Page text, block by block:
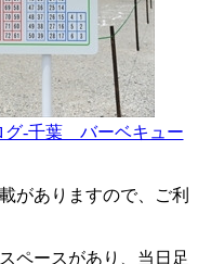
がありますので、ご利
ペースがあり、当日足